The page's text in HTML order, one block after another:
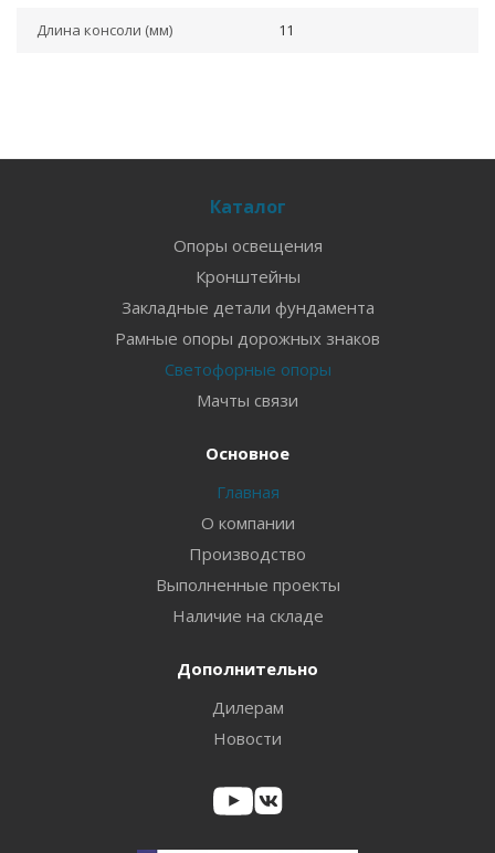
Длина консоли (мм) 11
Каталог
Опоры освещения
Кронштейны
Закладные детали фундамента
Рамные опоры дорожных знаков
Светофорные опоры
Мачты связи
Основное
Главная
О компании
Производство
Выполненные проекты
Наличие на складе
Дополнительно
Дилерам
Новости